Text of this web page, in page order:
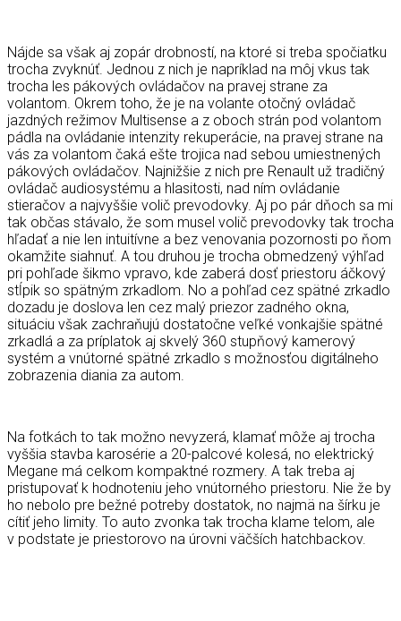
Nájde sa však aj zopár drobností, na ktoré si treba spočiatku
trocha zvyknúť. Jednou z nich je napríklad na môj vkus tak
trocha les pákových ovládačov na pravej strane za
volantom. Okrem toho, že je na volante otočný ovládač
jazdných režimov Multisense a z oboch strán pod volantom
pádla na ovládanie intenzity rekuperácie, na pravej strane na
vás za volantom čaká ešte trojica nad sebou umiestnených
pákových ovládačov. Najnižšie z nich pre Renault už tradičný
ovládač audiosystému a hlasitosti, nad ním ovládanie
stieračov a najvyššie volič prevodovky. Aj po pár dňoch sa mi
tak občas stávalo, že som musel volič prevodovky tak trocha
hľadať a nie len intuitívne a bez venovania pozornosti po ňom
okamžite siahnuť. A tou druhou je trocha obmedzený výhľad
pri pohľade šikmo vpravo, kde zaberá dosť priestoru áčkový
stĺpik so spätným zrkadlom. No a pohľad cez spätné zrkadlo
dozadu je doslova len cez malý priezor zadného okna,
situáciu však zachraňujú dostatočne veľké vonkajšie spätné
zrkadlá a za príplatok aj skvelý 360 stupňový kamerový
systém a vnútorné spätné zrkadlo s možnosťou digitálneho
zobrazenia diania za autom.
Na fotkách to tak možno nevyzerá, klamať môže aj trocha
vyššia stavba karosérie a 20-palcové kolesá, no elektrický
Megane má celkom kompaktné rozmery. A tak treba aj
pristupovať k hodnoteniu jeho vnútorného priestoru. Nie že by
ho nebolo pre bežné potreby dostatok, no najmä na šírku je
cítiť jeho limity. To auto zvonka tak trocha klame telom, ale
v podstate je priestorovo na úrovni väčších hatchbackov.